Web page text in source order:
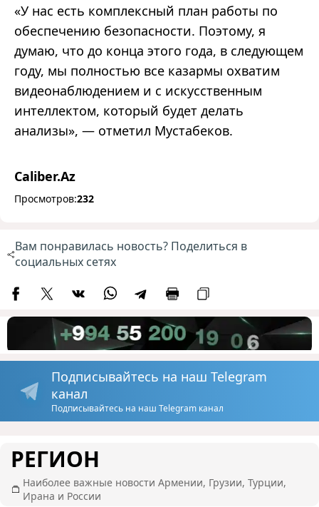
«У нас есть комплексный план работы по
обеспечению безопасности. Поэтому, я
думаю, что до конца этого года, в следующем
году, мы полностью все казармы охватим
видеонаблюдением и с искусственным
интеллектом, который будет делать
анализы», — отметил Мустабеков.
Caliber.Az
Просмотров:232
Вам понравилась новость? Поделиться в
социальных сетях
Подписывайтесь на наш Telegram
канал
Подписывайтесь на наш Telegram канал
РЕГИОН
Наиболее важные новости Армении, Грузии, Турции,
Ирана и России